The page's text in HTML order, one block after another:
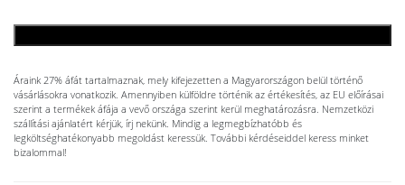
Áraink 27% áfát tartalmaznak, mely kifejezetten a Magyarországon belül történő
vásárlásokra vonatkozik. Amennyiben külföldre történik az értékesítés, az EU előírásai
szerint a termékek áfája a vevő országa szerint kerül meghatározásra. Nemzetközi
szállítási ajánlatért kérjük, írj nekünk. Mindig a legmegbízhatóbb és
legköltséghatékonyabb megoldást keressük. További kérdéseiddel keress minket
bizalommal!